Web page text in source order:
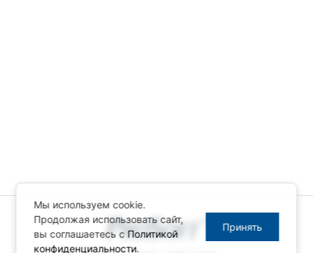
Мы используем cookie.
Продолжая использовать сайт,
вы соглашаетесь с Политикой
конфиденциальности.
Принять